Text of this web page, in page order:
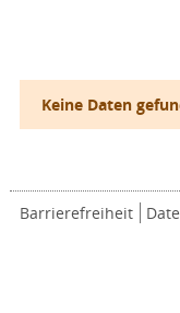
Keine Daten
Barrierefreiheit